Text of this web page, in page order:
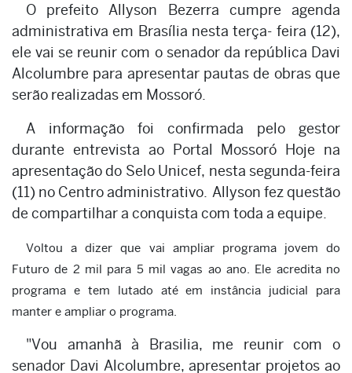
O prefeito Allyson Bezerra cumpre agenda
administrativa em Brasília nesta terça- feira (12),
ele vai se reunir com o senador da república Davi
Alcolumbre para apresentar pautas de obras que
serão realizadas em Mossoró.
A informação foi confirmada pelo gestor
durante entrevista ao Portal Mossoró Hoje na
apresentação do Selo Unicef, nesta segunda-feira
(11) no Centro administrativo. Allyson fez questão
de compartilhar a conquista com toda a equipe.
Voltou a dizer que vai ampliar programa jovem do
Futuro de 2 mil para 5 mil vagas ao ano. Ele acredita no
programa e tem lutado até em instância judicial para
manter e ampliar o programa.
"Vou amanhã à Brasilia, me reunir com o
senador Davi Alcolumbre, apresentar projetos ao